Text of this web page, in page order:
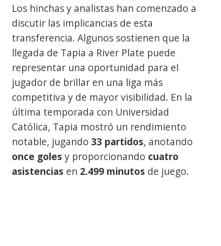
Los hinchas y analistas han comenzado a
discutir las implicancias de esta
transferencia. Algunos sostienen que la
llegada de Tapia a River Plate puede
representar una oportunidad para el
jugador de brillar en una liga más
competitiva y de mayor visibilidad. En la
última temporada con Universidad
Católica, Tapia mostró un rendimiento
notable, jugando 33 partidos, anotando
once goles y proporcionando cuatro
asistencias en 2.499 minutos de juego.